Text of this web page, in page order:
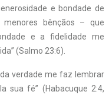
e bondade de
bênçãos – que
e a fidelidade me
(Salmo 23:6).
verdade me faz lembrar
sua fé” (Habacuque 2:4,